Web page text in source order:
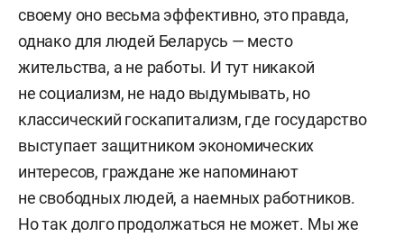
своему оно весьма эффективно, это правда,
однако для людей Беларусь — место
жительства, а не работы. И тут никакой
не социализм, не надо выдумывать, но
классический госкапитализм, где государство
выступает защитником экономических
интересов, граждане же напоминают
не свободных людей, а наемных работников.
Но так долго продолжаться не может. Мы же